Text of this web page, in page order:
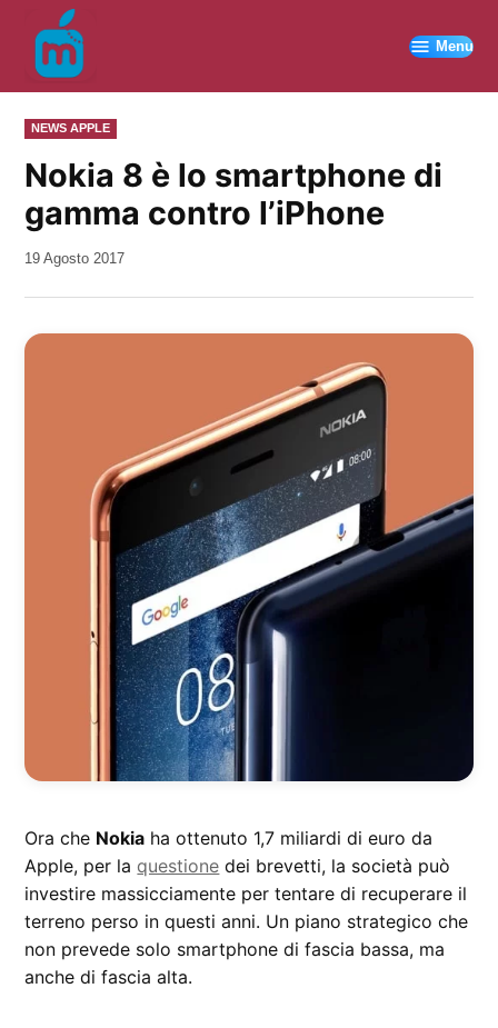
contenuto
Menu
PUBBLICATO
IN
NEWS APPLE
Nokia 8 è lo smartphone di
gamma contro l’iPhone
da
19 Agosto 2017
Ora che Nokia ha ottenuto 1,7 miliardi di euro da
Apple, per la questione dei brevetti, la società può
investire massicciamente per tentare di recuperare il
terreno perso in questi anni. Un piano strategico che
non prevede solo smartphone di fascia bassa, ma
anche di fascia alta.